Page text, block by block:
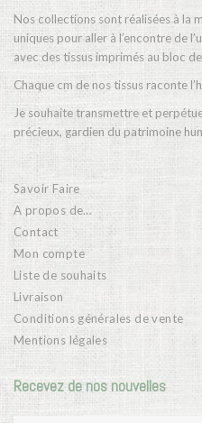
Nos collections sont réalisées à la
uniques pour aller à l’encontre de
avec des tissus imprimés au bloc
Chaque cm de nos tissus raconte
Je souhaite transmettre et
précieux, gardien du patrimoine
Savoir Faire
A propos de…
Contact
Mon compte
Liste de souhaits
Livraison
Conditions générales de vente
Mentions légales
Recevez de nos nouvelles